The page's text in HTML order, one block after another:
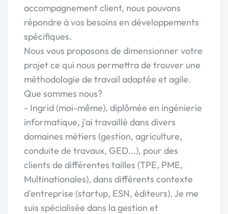
accompagnement client, nous pouvons
répondre à vos besoins en développements
spécifiques.
Nous vous proposons de dimensionner votre
projet ce qui nous permettra de trouver une
méthodologie de travail adaptée et agile.
Que sommes nous?
- Ingrid (moi-même), diplômée en ingénierie
informatique, j'ai travaillé dans divers
domaines métiers (gestion, agriculture,
conduite de travaux, GED...), pour des
clients de différentes tailles (TPE, PME,
Multinationales), dans différents contexte
d'entreprise (startup, ESN, éditeurs). Je me
suis spécialisée dans la gestion et